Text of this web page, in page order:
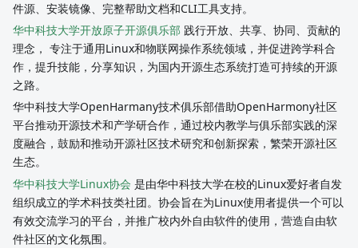
件源、安装镜像、完整帮助文档和CLI工具支持。
华中科技大学开放原子开源俱乐部 践行开放、共享、协同、贡献的
理念， 专注于通用Linux和物联网操作系统领域，并促进跨学科合
作，提升技能，分享知识，为国内开源生态系统打造可持续的开源
之路。
华中科技大学OpenHarmany技术俱乐部借助OpenHarmony社区
平台推动开源技术和产学研合作，通过校内教学与俱乐部实践的深
度融合，鼓励和推动开源社区技术研究和创新探索，繁荣开源社区
生态。
华中科技大学Linux协会 是由华中科技大学在校的Linux爱好者自发
组织成立的学术科技类社团。协会旨在为Linux使用者提供一个可以
有效交流学习的平台，并推广校内外自由软件的使用，营造自由软
件社区的文化氛围。